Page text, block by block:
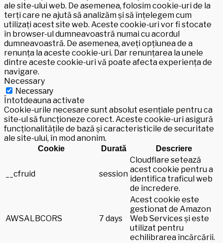
ale site-ului web. De asemenea, folosim cookie-uri de la
terți care ne ajută să analizăm și să înțelegem cum
utilizați acest site web. Aceste cookie-uri vor fi stocate
în browser-ul dumneavoastră numai cu acordul
dumneavoastră. De asemenea, aveți opțiunea de a
renunța la aceste cookie-uri. Dar renunțarea la unele
dintre aceste cookie-uri vă poate afecta experiența de
navigare.
Necessary
Necessary
Întotdeauna activate
Cookie-urile necesare sunt absolut esențiale pentru ca
site-ul să funcționeze corect. Aceste cookie-uri asigură
funcționalitățile de bază și caracteristicile de securitate
ale site-ului, în mod anonim.
Cookie Durată Descriere
__cfruid session
Cloudflare setează
acest cookie pentru a
identifica traficul web
de încredere.
AWSALBCORS 7 days
Acest cookie este
gestionat de Amazon
Web Services și este
utilizat pentru
echilibrarea încărcării.